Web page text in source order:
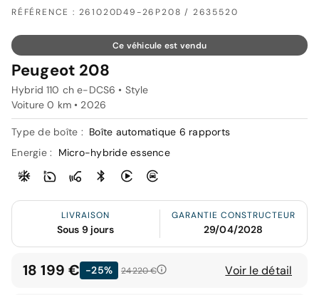
RÉFÉRENCE : 261020D49-26P208 / 2635520
Ce véhicule est vendu
Peugeot 208
Hybrid 110 ch e-DCS6 • Style
Voiture 0 km • 2026
Type de boîte : Boîte automatique 6 rapports
Energie :
Micro-hybride essence
LIVRAISON
Sous 9 jours
GARANTIE CONSTRUCTEUR
29/04/2028
18 199 € -25% 24 220 € Voir le détail